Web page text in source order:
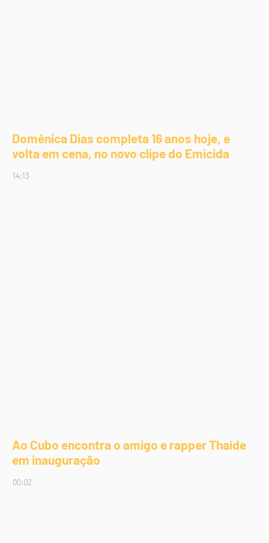
Domênica Dias completa 16 anos hoje, e
volta em cena, no novo clipe do Emicida
14:13
Ao Cubo encontra o amigo e rapper Thaíde
em inauguração
00:02